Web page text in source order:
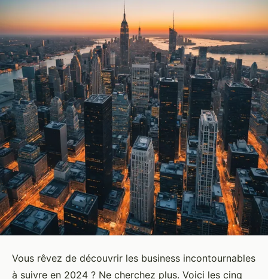
Vous rêvez de découvrir les business incontournables
à suivre en 2024 ? Ne cherchez plus. Voici les cinq